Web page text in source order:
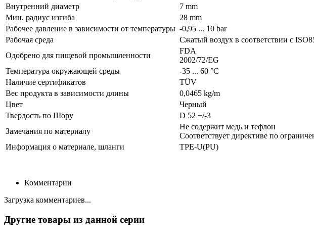
Внутренний диаметр
7 mm
Мин. радиус изгиба
28 mm
Рабочее давление в зависимости от температуры -0,95 ... 10 bar
Рабочая среда
Сжатый воздух в соответствии с
Одобрено для пищевой промышленности
FDA
2002/72/EG
Температура окружающей среды
-35 ... 60 °C
Наличие сертификатов
TÜV
Вес продукта в зависимости длины
0,0465 kg/m
Цвет
Черный
Твердость по Шору
D 52 +/-3
Замечания по материалу
Не содержит медь и тефлон
Соответствует директиве по
Информация о материале, шланги
TPE-U(PU)
Комментарии
Загрузка комментариев...
Другие товары из данной серии